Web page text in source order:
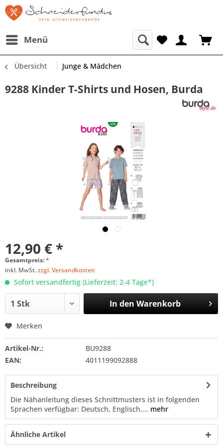
Menü
Übersicht Junge & Mädchen
9288 Kinder T-Shirts und Hosen, Burda
12,90 € *
Gesamtpreis:*
inkl. MwSt.zzgl. Versandkosten
Sofort versandfertig (Lieferzeit: 2-4 Tage*)
In den Warenkorb
Merken
Artikel-Nr.:
BU9288
EAN:
4011199092888
Beschreibung
Die Nähanleitung dieses Schnittmusters ist in folgenden
Sprachen verfügbar: Deutsch, Englisch.... mehr
Ähnliche Artikel